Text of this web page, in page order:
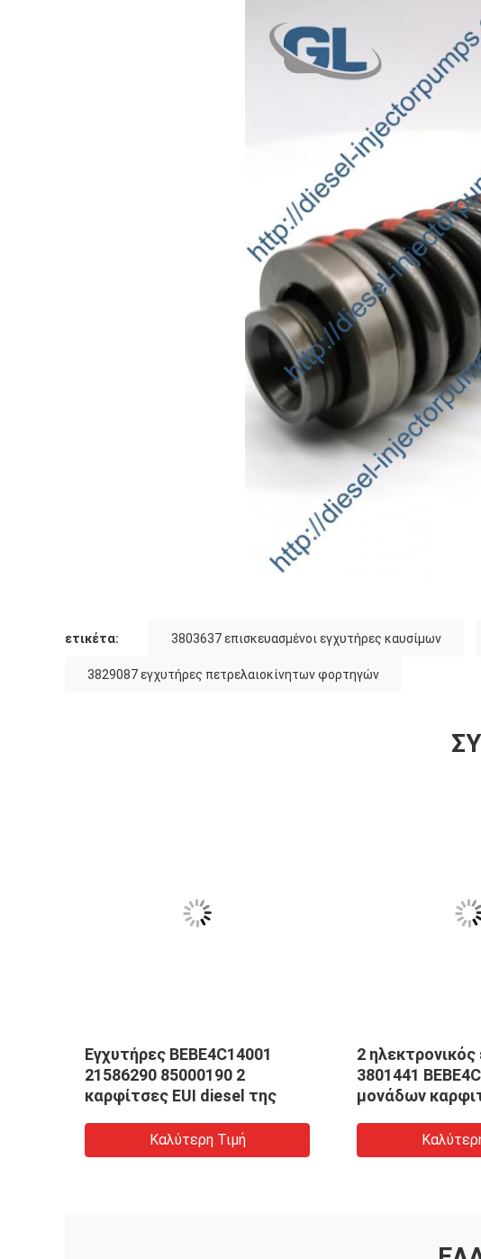
ετικέτα: 3803637 επισκευασμένοι εγχυτήρες καυσίμων
3829087 εγχυτήρες πετρελαιοκίνητων φορτηγών
Εγχυτήρες BEBE4C14001
21586290 85000190 2
καρφίτσες EUI diesel της
Καλύτερη Τιμή
2
3801441
μονάδων